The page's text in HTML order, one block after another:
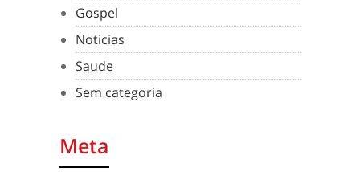
Gospel
Noticias
Saude
Sem categoria
Meta